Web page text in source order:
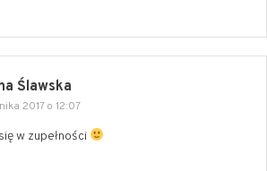
Ślawska
2017 o 12:07
w zupełności